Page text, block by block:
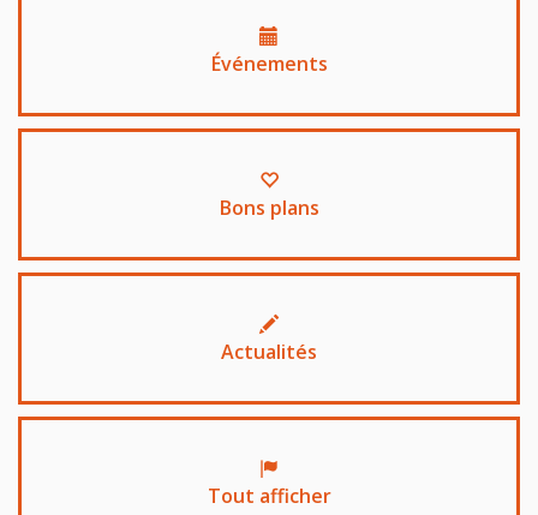
Événements
Bons plans
Actualités
Tout afficher